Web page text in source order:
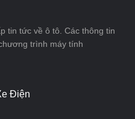
tin tức về ô tô. Các thông tin
trình máy tính
Điện